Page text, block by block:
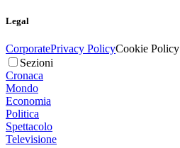
Legal
CorporatePrivacy PolicyCookie Policy
Sezioni
Cronaca
Mondo
Economia
Politica
Spettacolo
Televisione